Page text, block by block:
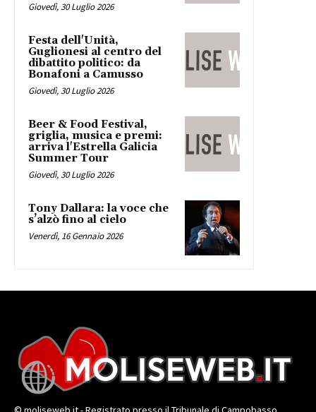
Giovedì, 30 Luglio 2026
Festa dell'Unità,
Guglionesi al centro del
dibattito politico: da
Bonafoni a Camusso
Giovedì, 30 Luglio 2026
Beer & Food Festival,
griglia, musica e premi:
arriva l'Estrella Galicia
Summer Tour
Giovedì, 30 Luglio 2026
Tony Dallara: la voce che
s’alzò fino al cielo
Venerdì, 16 Gennaio 2026